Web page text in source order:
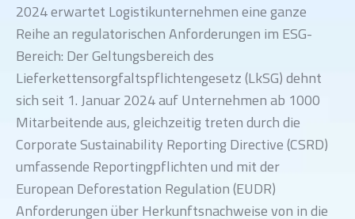
2024 erwartet Logistikunternehmen eine ganze
Reihe an regulatorischen Anforderungen im ESG-
Bereich: Der Geltungsbereich des
Lieferkettensorgfaltspflichtengesetz (LkSG) dehnt
sich seit 1. Januar 2024 auf Unternehmen ab 1000
Mitarbeitende aus, gleichzeitig treten durch die
Corporate Sustainability Reporting Directive (CSRD)
umfassende Reportingpflichten und mit der
European Deforestation Regulation (EUDR)
Anforderungen über Herkunftsnachweise von in die